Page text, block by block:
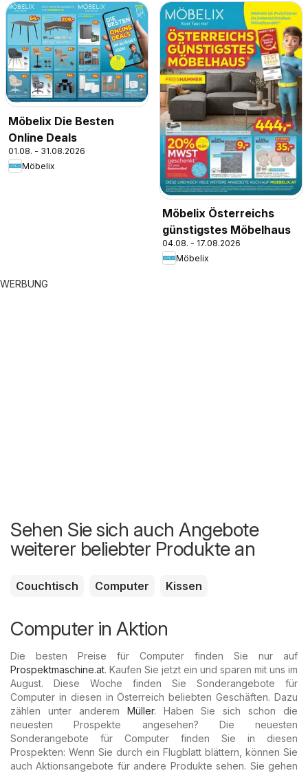
Möbelix Die Besten
Online Deals
01.08. - 31.08.2026
Möbelix
Möbelix Österreichs
günstigstes Möbelhaus
04.08. - 17.08.2026
Möbelix
WERBUNG
Sehen Sie sich auch Angebote
weiterer beliebter Produkte an
Couchtisch Computer Kissen
Computer in Aktion
Die besten Preise für Computer finden Sie nur auf
Prospektmaschine.at. Kaufen Sie jetzt ein und sparen mit uns im
August. Diese Woche finden Sie Sonderangebote für
Computer in diesen in Österreich beliebten Geschäften. Dazu
zählen unter anderem Müller. Haben Sie sich schon die
neuesten Prospekte angesehen? Die neuesten
Sonderangebote für Computer finden Sie in diesen
Prospekten: Wenn Sie durch ein Flugblatt blättern, können Sie
auch Aktionsangebote für andere Produkte sehen. Sie gehen